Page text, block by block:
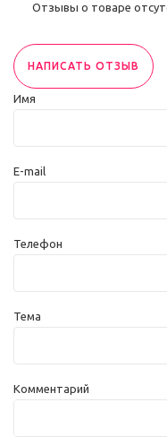
Отзывы о товаре
НАПИСАТЬ ОТЗЫВ
Имя
E-mail
Телефон
Тема
Комментарий